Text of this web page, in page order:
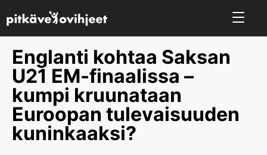
Englanti kohtaa Saksan
U21 EM-finaalissa –
kumpi kruunataan
Euroopan tulevaisuuden
kuninkaaksi?